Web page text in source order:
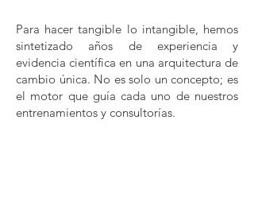
Para hacer tangible lo intangible, hemos
sintetizado años de experiencia y
evidencia científica en una arquitectura de
cambio única. No es solo un concepto; es
el motor que guía cada uno de nuestros
entrenamientos y consultorías.